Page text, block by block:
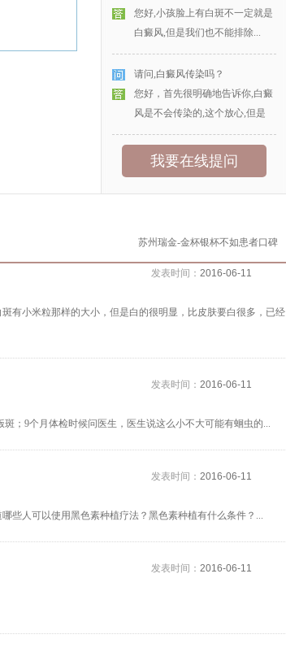
您好,小孩脸上有白斑不一定就是
白癜风,但是我们也不能排除...
请问,白癜风传染吗？
您好，首先很明确地告诉你,白癜
风是不会传染的,这个放心,但是
我要在线提问
苏州瑞金-金杯银杯不如患者口碑
发表时间： 2016-06-11
有小米粒那样的大小，但是白的很明显，比皮肤要白很多，已经
发表时间： 2016-06-11
；9个月体检时候问医生，医生说这么小不大可能有蛔虫的...
发表时间： 2016-06-11
些人可以使用黑色素种植疗法？黑色素种植有什么条件？...
发表时间： 2016-06-11